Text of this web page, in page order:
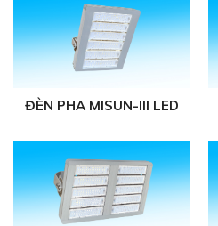
ĐÈN PHA MISUN-III LED